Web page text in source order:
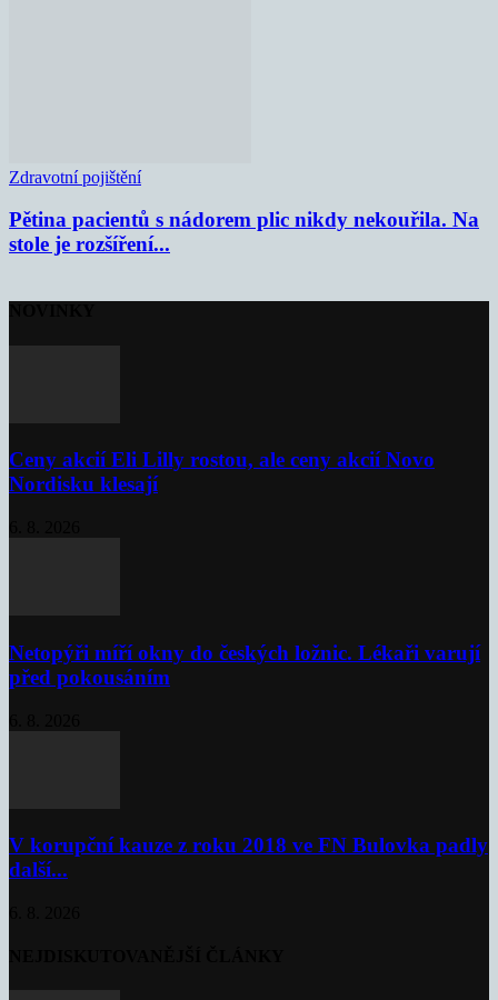
Zdravotní pojištění
Pětina pacientů s nádorem plic nikdy nekouřila. Na
stole je rozšíření...
Ceny akcií Eli Lilly rostou, ale ceny akcií Novo
Nordisku klesají
Netopýři míří okny do českých ložnic. Lékaři varují
před pokousáním
V korupční kauze z roku 2018 ve FN Bulovka padly
další...